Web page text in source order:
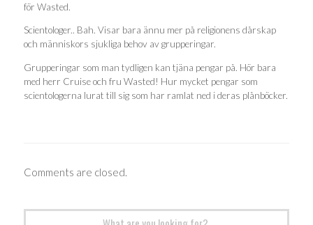
för Wasted.
Scientologer.. Bah. Visar bara ännu mer på religionens dårskap
och människors sjukliga behov av grupperingar.
Grupperingar som man tydligen kan tjäna pengar på. Hör bara
med herr Cruise och fru Wasted! Hur mycket pengar som
scientologerna lurat till sig som har ramlat ned i deras plånböcker.
Comments are closed.